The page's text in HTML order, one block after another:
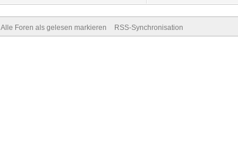
Alle Foren als gelesen markieren RSS-Synchronisation